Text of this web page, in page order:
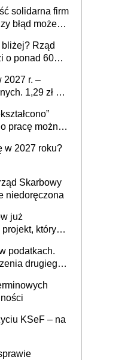
solidarna firm
błąd może
bliżej? Rząd
o ponad 60
2027 r. –
1,29 zł za
z
pracę można
w 2027 roku?
Skarbowy
niedoręczona
już
projekt, który
podatkach.
drugiego
KSeF – na